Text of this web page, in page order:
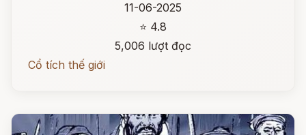
11-06-2025
⭐ 4.8
5,006 lượt đọc
Cổ tích thế giới